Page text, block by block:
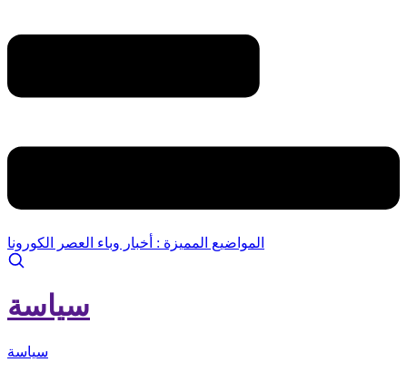
المواضيع المميزة : أخبار وباء العصر الكورونا
سياسة
سياسة